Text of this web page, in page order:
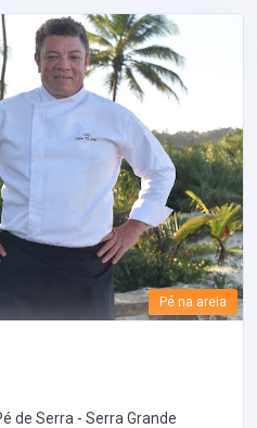
Pé na areia
de Serra - Serra Grande